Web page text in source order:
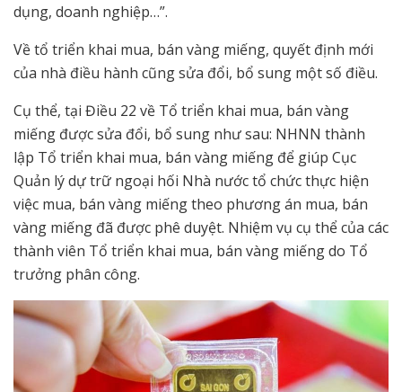
dụng, doanh nghiệp…”.
Về tổ triển khai mua, bán vàng miếng, quyết định mới
của nhà điều hành cũng sửa đổi, bổ sung một số điều.
Cụ thể, tại Điều 22 về Tổ triển khai mua, bán vàng
miếng được sửa đổi, bổ sung như sau: NHNN thành
lập Tổ triển khai mua, bán vàng miếng để giúp Cục
Quản lý dự trữ ngoại hối Nhà nước tổ chức thực hiện
việc mua, bán vàng miếng theo phương án mua, bán
vàng miếng đã được phê duyệt. Nhiệm vụ cụ thể của các
thành viên Tổ triển khai mua, bán vàng miếng do Tổ
trưởng phân công.